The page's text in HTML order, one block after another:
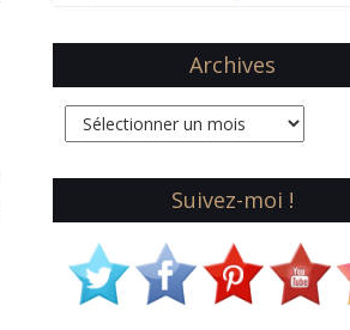
Archives
Archives
Suivez-moi !